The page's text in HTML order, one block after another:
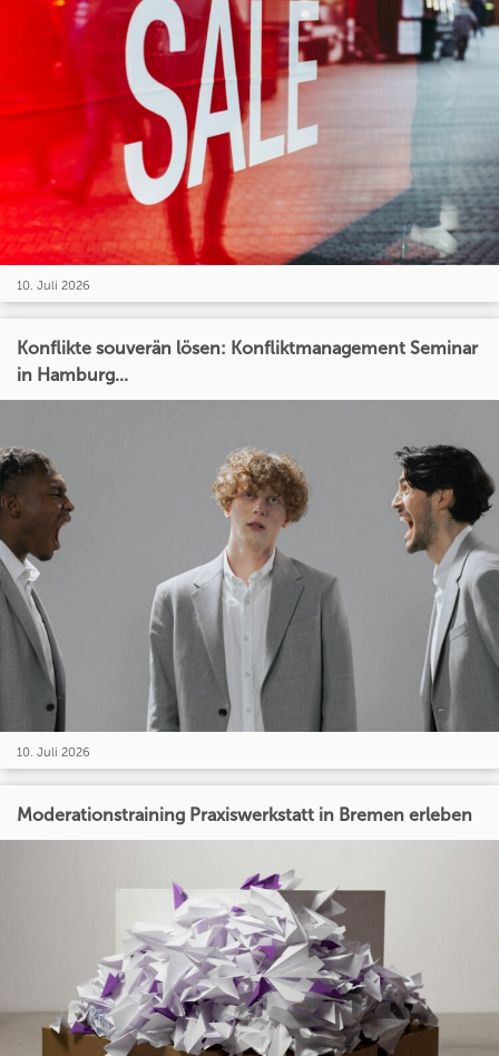
10. Juli 2026
Konflikte souverän lösen: Konfliktmanagement Seminar
in Hamburg...
10. Juli 2026
Moderationstraining Praxiswerkstatt in Bremen erleben